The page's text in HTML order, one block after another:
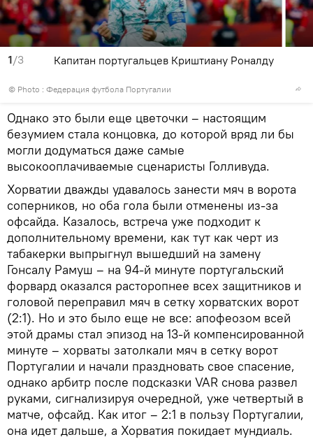
1/3
© Photo : Федерация футбола Португалии
Капитан португальцев Криштиану Роналду
Однако это были еще цветочки – настоящим
безумием стала концовка, до которой вряд ли бы
могли додуматься даже самые
высокооплачиваемые сценаристы Голливуда.
Хорватии дважды удавалось занести мяч в ворота
соперников, но оба гола были отменены из-за
офсайда. Казалось, встреча уже подходит к
дополнительному времени, как тут как черт из
табакерки выпрыгнул вышедший на замену
Гонсалу Рамуш – на 94-й минуте португальский
форвард оказался расторопнее всех защитников и
головой переправил мяч в сетку хорватских ворот
(2:1). Но и это было еще не все: апофеозом всей
этой драмы стал эпизод на 13-й компенсированной
минуте – хорваты затолкали мяч в сетку ворот
Португалии и начали праздновать свое спасение,
однако арбитр после подсказки VAR снова развел
руками, сигнализируя очередной, уже четвертый в
матче, офсайд. Как итог – 2:1 в пользу Португалии,
она идет дальше, а Хорватия покидает мундиаль.